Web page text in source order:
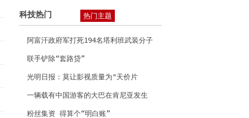
等问题
科技热门 热门主题
阿富汗政府军打死194名塔利班武装分子
联手铲除“套路贷”
光明日报：莫让影视质量为"天价片
酬"买单
一辆载有中国游客的大巴在肯尼亚发生
车祸致多人受伤
粉丝集资 得算个“明白账”